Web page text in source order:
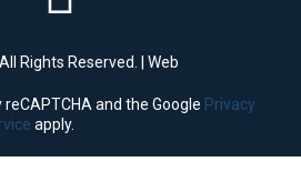
Rights Reserved. | Web
and the Google Privacy
apply.